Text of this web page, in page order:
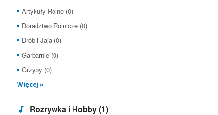
Artykuły Rolne (0)
Doradztwo Rolnicze (0)
Drób i Jaja (0)
Garbarnie (0)
Grzyby (0)
Więcej »
Rozrywka i Hobby(1)